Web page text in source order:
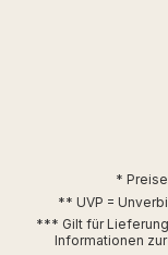
*
** UVP =
*** Gilt für
Informationen